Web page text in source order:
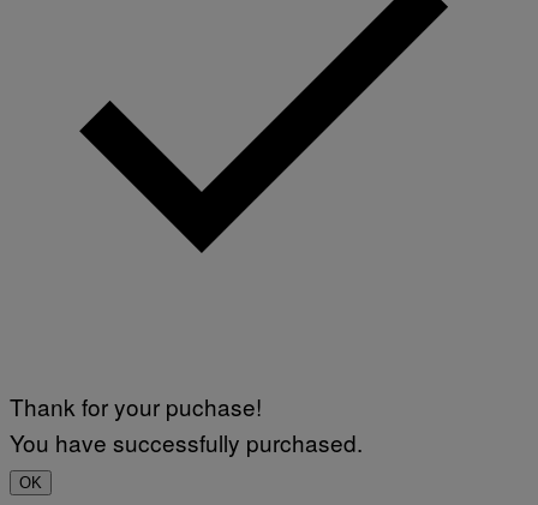
Thank for your puchase!
You have successfully purchased.
OK